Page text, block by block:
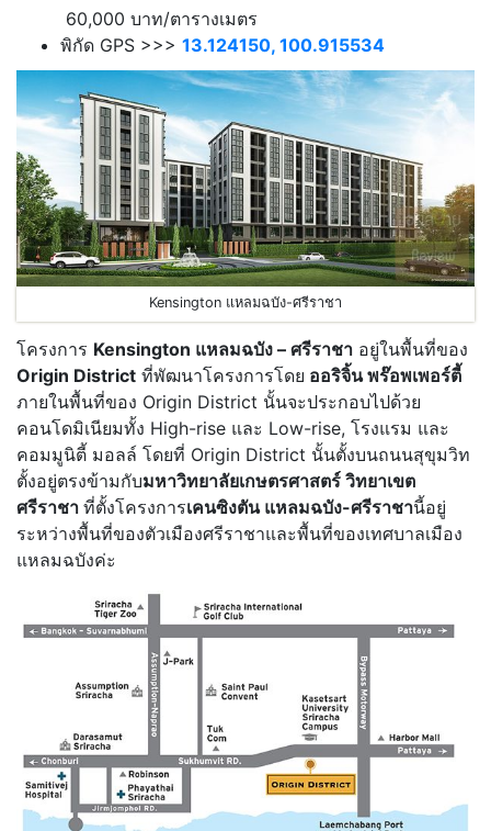
60,000 บาท/ตารางเมตร
พิกัด GPS >>> 13.124150, 100.915534
Kensington แหลมฉบัง-ศรีราชา
โครงการ Kensington แหลมฉบัง – ศรีราชา อยู่ในพื้นที่ของ
Origin District ที่พัฒนาโครงการโดย ออริจิ้น พร๊อพเพอร์ตี้
ภายในพื้นที่ของ Origin District นั้นจะประกอบไปด้วย
คอนโดมิเนียมทั้ง High-rise และ Low-rise, โรงแรม และ
คอมมูนิตี้ มอลล์ โดยที่ Origin District นั้นตั้งบนถนนสุขุมวิท
ตั้งอยู่ตรงข้ามกับมหาวิทยาลัยเกษตรศาสตร์ วิทยาเขต
ศรีราชา ที่ตั้งโครงการเคนซิงตัน แหลมฉบัง-ศรีราชานี้อยู่
ระหว่างพื้นที่ของตัวเมืองศรีราชาและพื้นที่ของเทศบาลเมือง
แหลมฉบังค่ะ